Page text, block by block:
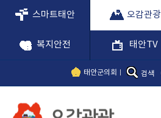
스마트태안 오감관광
복지안전 태안TV
태안군의회 검색